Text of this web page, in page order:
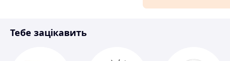
Спорт і відпочинок
Тебе зацікавить